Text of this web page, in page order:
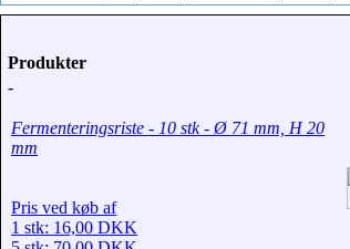
Produkter
-
Fermenteringsriste - 10 stk - Ø 71 mm, H 20
mm
Pris ved køb af
1 stk: 16,00 DKK